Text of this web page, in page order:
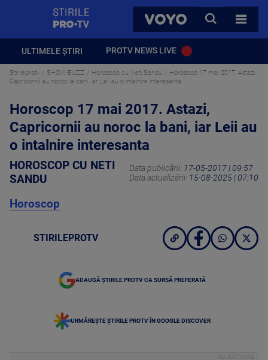
VOYO
CAUTA
TOATE
ULTIMELE ȘTIRI PROTV NEWS LIVE
Stirileprotv SHOW-BUZZ Horoscop cu Neti Sandu
Horoscop 17 mai 2017. Astazi,
Capricornii au noroc la bani, iar Leii au o intalnire interesanta
Horoscop 17 mai 2017. Astazi,
Capricornii au noroc la bani, iar Leii au
o intalnire interesanta
HOROSCOP CU NETI
SANDU
Data publicării: 17-05-2017 | 09:57
Data actualizării: 15-08-2025 | 07:10
Horoscop
STIRILEPROTV
ADAUGĂ ȘTIRILE PROTV CA SURSĂ PREFERATĂ
URMĂREȘTE ȘTIRILE PROTV ÎN GOOGLE DISCOVER